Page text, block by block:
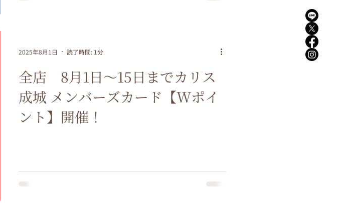
全店 8月1日～15日までカリス
成城 メンバーズカード【Wポイ
ント】開催！
2025年8月1日 読了時間: 1分